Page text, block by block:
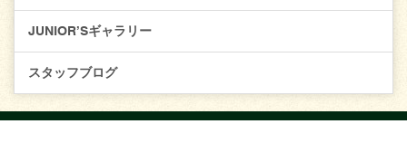
JUNIOR’Sギャラリー
スタッフブログ